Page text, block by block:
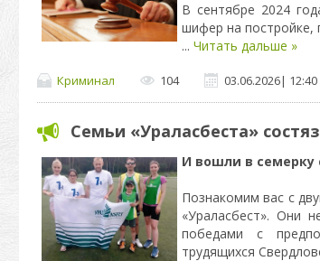
В сентябре 2024
шифер на постройке,
... Читать дальше »
Криминал 104 03.06.2026| 12:40
Семьи «Ураласбеста»
И вошли в
Познакомим вас с
«Ураласбест». Они
победами с
трудящихся